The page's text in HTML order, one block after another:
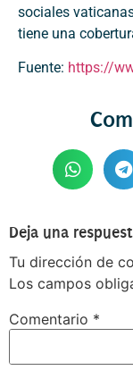
sociales
tiene una
Fuente: https://
Deja una
Tu dirección de
Los campos
Comentario *